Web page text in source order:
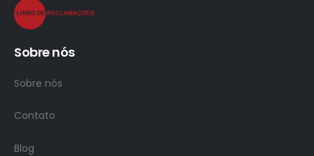
Sobre nós
Sobre nós
Contato
Blog